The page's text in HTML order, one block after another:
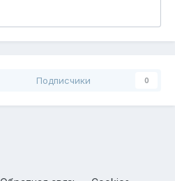
Подписчики 0